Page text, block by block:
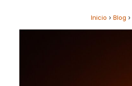
Inicio › Blog ›